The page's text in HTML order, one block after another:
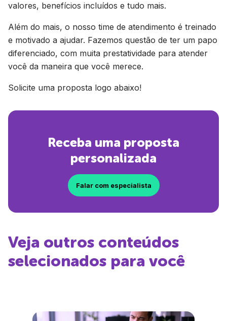
valores, benefícios incluídos e tudo mais.
Além do mais, o nosso time de atendimento é treinado
e motivado a ajudar. Fazemos questão de ter um papo
diferenciado, com muita prestatividade para atender
você da maneira que você merece.
Solicite uma proposta logo abaixo!
Receba uma proposta
personalizada
Falar com especialista
Veja outros conteúdos
selecionados para você